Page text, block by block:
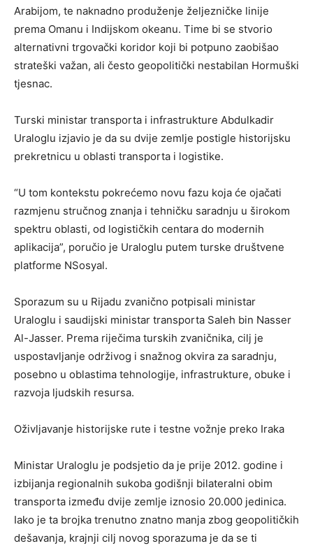
Arabijom, te naknadno produženje željezničke linije
prema Omanu i Indijskom okeanu. Time bi se stvorio
alternativni trgovački koridor koji bi potpuno zaobišao
strateški važan, ali često geopolitički nestabilan Hormuški
tjesnac.
Turski ministar transporta i infrastrukture Abdulkadir
Uraloglu izjavio je da su dvije zemlje postigle historijsku
prekretnicu u oblasti transporta i logistike.
“U tom kontekstu pokrećemo novu fazu koja će ojačati
razmjenu stručnog znanja i tehničku saradnju u širokom
spektru oblasti, od logističkih centara do modernih
aplikacija”, poručio je Uraloglu putem turske društvene
platforme NSosyal.
Sporazum su u Rijadu zvanično potpisali ministar
Uraloglu i saudijski ministar transporta Saleh bin Nasser
Al-Jasser. Prema riječima turskih zvaničnika, cilj je
uspostavljanje održivog i snažnog okvira za saradnju,
posebno u oblastima tehnologije, infrastrukture, obuke i
razvoja ljudskih resursa.
Oživljavanje historijske rute i testne vožnje preko Iraka
Ministar Uraloglu je podsjetio da je prije 2012. godine i
izbijanja regionalnih sukoba godišnji bilateralni obim
transporta između dvije zemlje iznosio 20.000 jedinica.
Iako je ta brojka trenutno znatno manja zbog geopolitičkih
dešavanja, krajnji cilj novog sporazuma je da se ti